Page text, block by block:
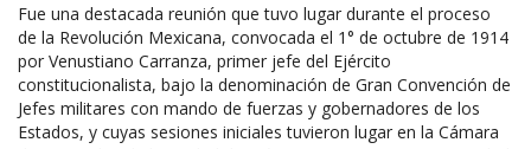
Fue una destacada reunión que tuvo lugar durante el proceso
de la Revolución Mexicana, convocada el 1° de octubre de 1914
por Venustiano Carranza, primer jefe del Ejército
constitucionalista, bajo la denominación de Gran Convención de
Jefes militares con mando de fuerzas y gobernadores de los
Estados, y cuyas sesiones iniciales tuvieron lugar en la Cámara